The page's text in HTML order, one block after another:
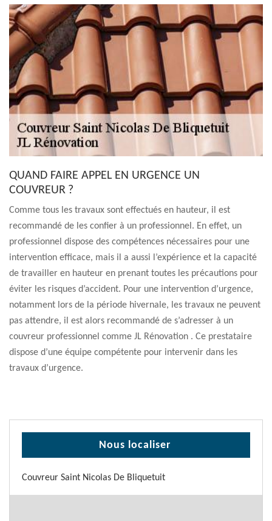
QUAND FAIRE APPEL EN URGENCE UN
COUVREUR ?
Comme tous les travaux sont effectués en hauteur, il est
recommandé de les confier à un professionnel. En effet, un
professionnel dispose des compétences nécessaires pour une
intervention efficace, mais il a aussi l’expérience et la capacité
de travailler en hauteur en prenant toutes les précautions pour
éviter les risques d’accident. Pour une intervention d’urgence,
notamment lors de la période hivernale, les travaux ne peuvent
pas attendre, il est alors recommandé de s’adresser à un
couvreur professionnel comme JL Rénovation . Ce prestataire
dispose d’une équipe compétente pour intervenir dans les
travaux d’urgence.
Nous localiser
Couvreur Saint Nicolas De Bliquetuit